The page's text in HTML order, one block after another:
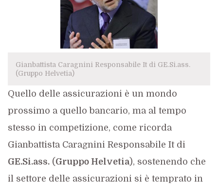
Gianbattista Caragnini Responsabile It di GE.Si.ass.
(Gruppo Helvetia)
Quello delle assicurazioni è un mondo
prossimo a quello bancario, ma al tempo
stesso in competizione, come ricorda
Gianbattista Caragnini Responsabile It di
GE.Si.ass.(Gruppo Helvetia), sostenendo che
il settore delle assicurazioni si è temprato in